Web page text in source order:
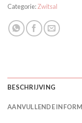
Categorie:Zwitsal
BESCHRIJVING
AANVULLENDE